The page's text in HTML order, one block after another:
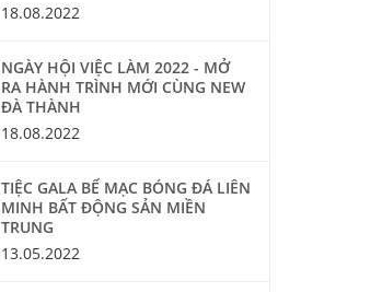
18.08.2022
NGÀY HỘI VIỆC LÀM 2022 - MỞ
RA HÀNH TRÌNH MỚI CÙNG NEW
ĐÀ THÀNH
18.08.2022
TIỆC GALA BẾ MẠC BÓNG ĐÁ LIÊN
MINH BẤT ĐỘNG SẢN MIỀN
TRUNG
13.05.2022